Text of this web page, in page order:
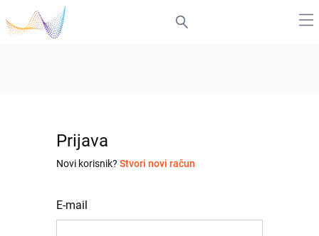
Prijava
Novi korisnik? Stvori novi račun
E-mail